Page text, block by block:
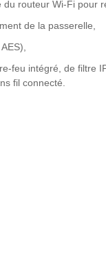
routeur Wi-Fi pour
de la passerelle,
feu intégré, de filtre
fil connecté.